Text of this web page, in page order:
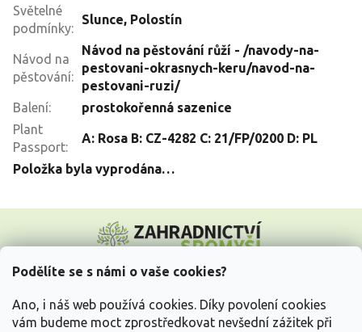
Podělíte se s námi o vaše cookies?
Ano, i náš web používá cookies. Díky povolení cookies
vám budeme moct zprostředkovat nevšední zážitek při
Světelné
podmínky:
Slunce, Polostín
Návod na
pěstování:
Návod na pěstování růží - /navody-na-
pestovani-okrasnych-keru/navod-na-
pestovani-ruzi/
Balení:
prostokořenná sazenice
Plant
Passport:
A: Rosa B: CZ-4282 C: 21/FP/0200 D: PL
Položka byla vyprodána…
p
Vše o nákupu